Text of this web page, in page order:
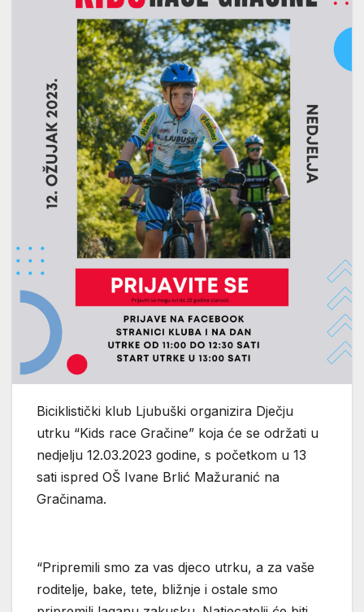
Biciklistički klub Ljubuški organizira Dječju
utrku “Kids race Gračine” koja će se održati u
nedjelju 12.03.2023 godine, s početkom u 13
sati ispred OŠ Ivane Brlić Mažuranić na
Gračinama.
“Pripremili smo za vas djeco utrku, a za vaše
roditelje, bake, tete, bližnje i ostale smo